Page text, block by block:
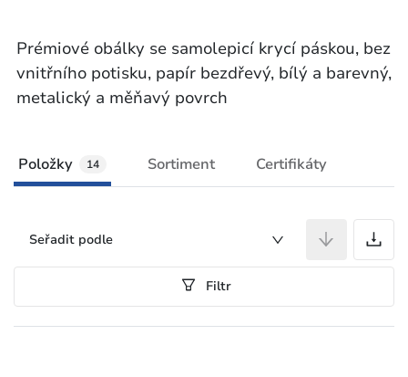
Prémiové obálky se samolepicí krycí páskou, bez
vnitřního potisku, papír bezdřevý, bílý a barevný,
metalický a měňavý povrch
Položky 14 Sortiment Certifikáty
Seřadit podle
Filtr